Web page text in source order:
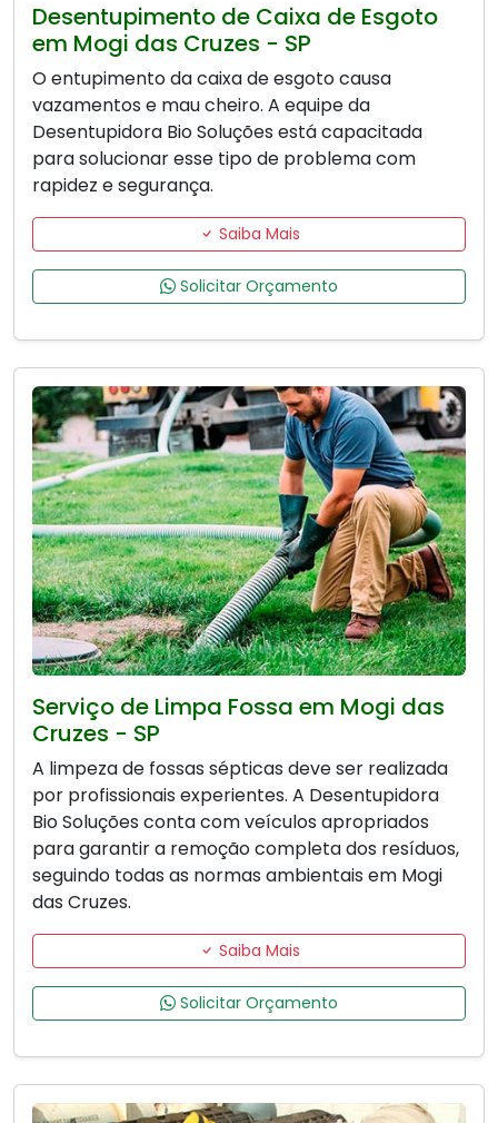
Desentupimento de Caixa de Esgoto
em Mogi das Cruzes - SP
O entupimento da caixa de esgoto causa
vazamentos e mau cheiro. A equipe da
Desentupidora Bio Soluções está capacitada
para solucionar esse tipo de problema com
rapidez e segurança.
Saiba Mais
Solicitar Orçamento
Serviço de Limpa Fossa em Mogi das
Cruzes - SP
A limpeza de fossas sépticas deve ser realizada
por profissionais experientes. A Desentupidora
Bio Soluções conta com veículos apropriados
para garantir a remoção completa dos resíduos,
seguindo todas as normas ambientais em Mogi
das Cruzes.
Saiba Mais
Solicitar Orçamento